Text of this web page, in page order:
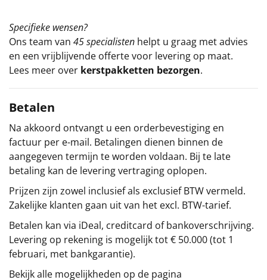
Specifieke wensen?
Ons team van 45 specialisten helpt u graag met advies
en een vrijblijvende offerte voor levering op maat.
Lees meer over kerstpakketten bezorgen.
Betalen
Na akkoord ontvangt u een orderbevestiging en
factuur per e-mail. Betalingen dienen binnen de
aangegeven termijn te worden voldaan. Bij te late
betaling kan de levering vertraging oplopen.
Prijzen zijn zowel inclusief als exclusief BTW vermeld.
Zakelijke klanten gaan uit van het excl. BTW-tarief.
Betalen kan via iDeal, creditcard of bankoverschrijving.
Levering op rekening is mogelijk tot € 50.000 (tot 1
februari, met bankgarantie).
Bekijk alle mogelijkheden op de pagina